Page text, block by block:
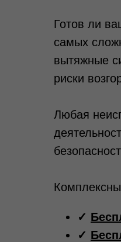
Готов ли
самых
вытяжные
риски
Любая
✓
✓